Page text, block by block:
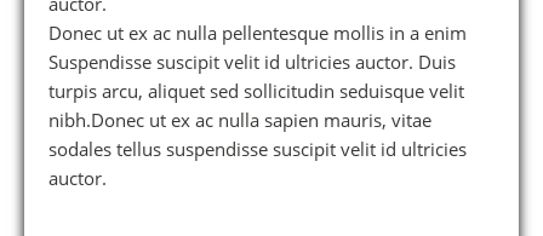
Donec ut ex ac nulla pellentesque mollis in a enim
Suspendisse suscipit velit id ultricies auctor. Duis
turpis arcu, aliquet sed sollicitudin seduisque velit
nibh.Donec ut ex ac nulla sapien mauris, vitae
sodales tellus suspendisse suscipit velit id ultricies
auctor.